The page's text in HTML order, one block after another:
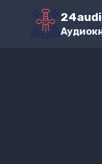
Перейти
содержимому